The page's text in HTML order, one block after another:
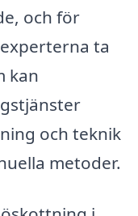
och för
ta
kan
och teknik
metoder.